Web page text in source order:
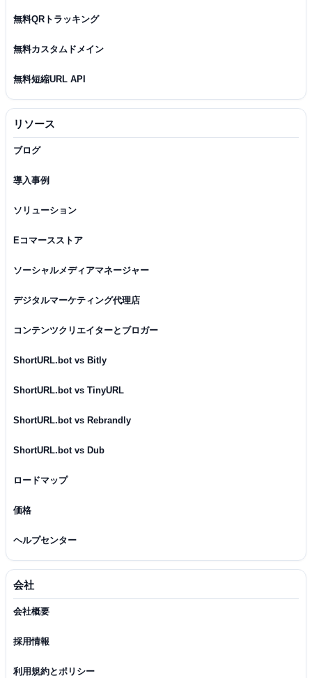
無料QRトラッキング
無料カスタムドメイン
無料短縮URL API
リソース
ブログ
導入事例
ソリューション
Eコマースストア
ソーシャルメディアマネージャー
デジタルマーケティング代理店
コンテンツクリエイターとブロガー
ShortURL.bot vs Bitly
ShortURL.bot vs TinyURL
ShortURL.bot vs Rebrandly
ShortURL.bot vs Dub
ロードマップ
価格
ヘルプセンター
会社
会社概要
採用情報
利用規約とポリシー